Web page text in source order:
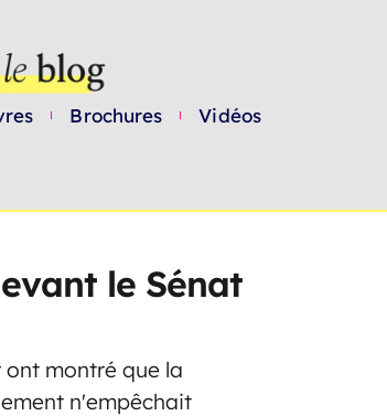
Brochures Vidéos
le Sénat
ont montré que la
n'empêchait